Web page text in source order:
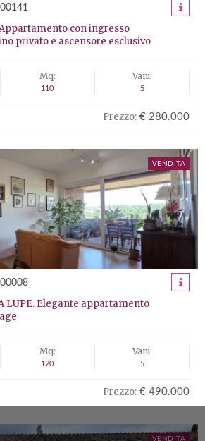
Appartamento con ingresso
privato e ascensore esclusivo
Mq:
110
Vani:
5
Prezzo: € 280.000
VENDITA
LUPE. Elegante appartamento
Mq:
120
Vani:
5
Prezzo: € 490.000
VENDITA